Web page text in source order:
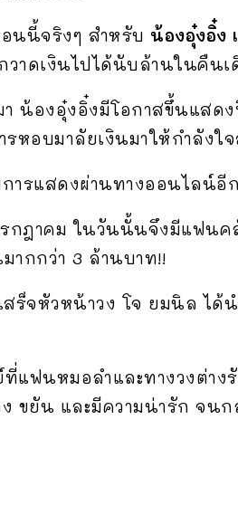
นนี้จริงๆ สำหรับ น้องอุ๋งอิ๋ง
าดเงินไปได้นับล้านในคืนเ
น้องอุ๋งอิ๋งมีโอกาสขึ้นแสด
หอบมาลัยเงินมาให้กำลังใ
ารแสดงผ่านทางออนไลน์อี
กฎาคม ในวันนั้นจึงมีแฟนค
ากกว่า 3 ล้านบาท!!
ร็จหัวหน้าวง โจ ยมนิล ได้
ฟนหมอลำและทางวงต่าง
ขยัน และมีความน่ารัก จน